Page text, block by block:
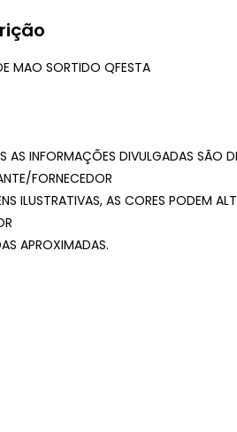
MAO SORTIDO QFESTA
AS INFORMAÇÕES DIVULGADAS SÃO
FORNECEDOR
ILUSTRATIVAS, AS CORES PODEM
APROXIMADAS.